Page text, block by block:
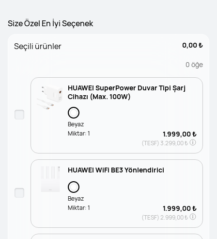
Size Özel En İyi Seçenek
Seçili ürünler 0,00 ₺
0 öğe
HUAWEI SuperPower Duvar Tipi Şarj
Cihazı (Max. 100W)
Beyaz
1.999,00 ₺
(TESF) 3.299,00 ₺
Miktar:1
HUAWEI WiFi BE3 Yönlendirici
Beyaz
1.999,00 ₺
(TESF)2.999,00 ₺
Miktar:1